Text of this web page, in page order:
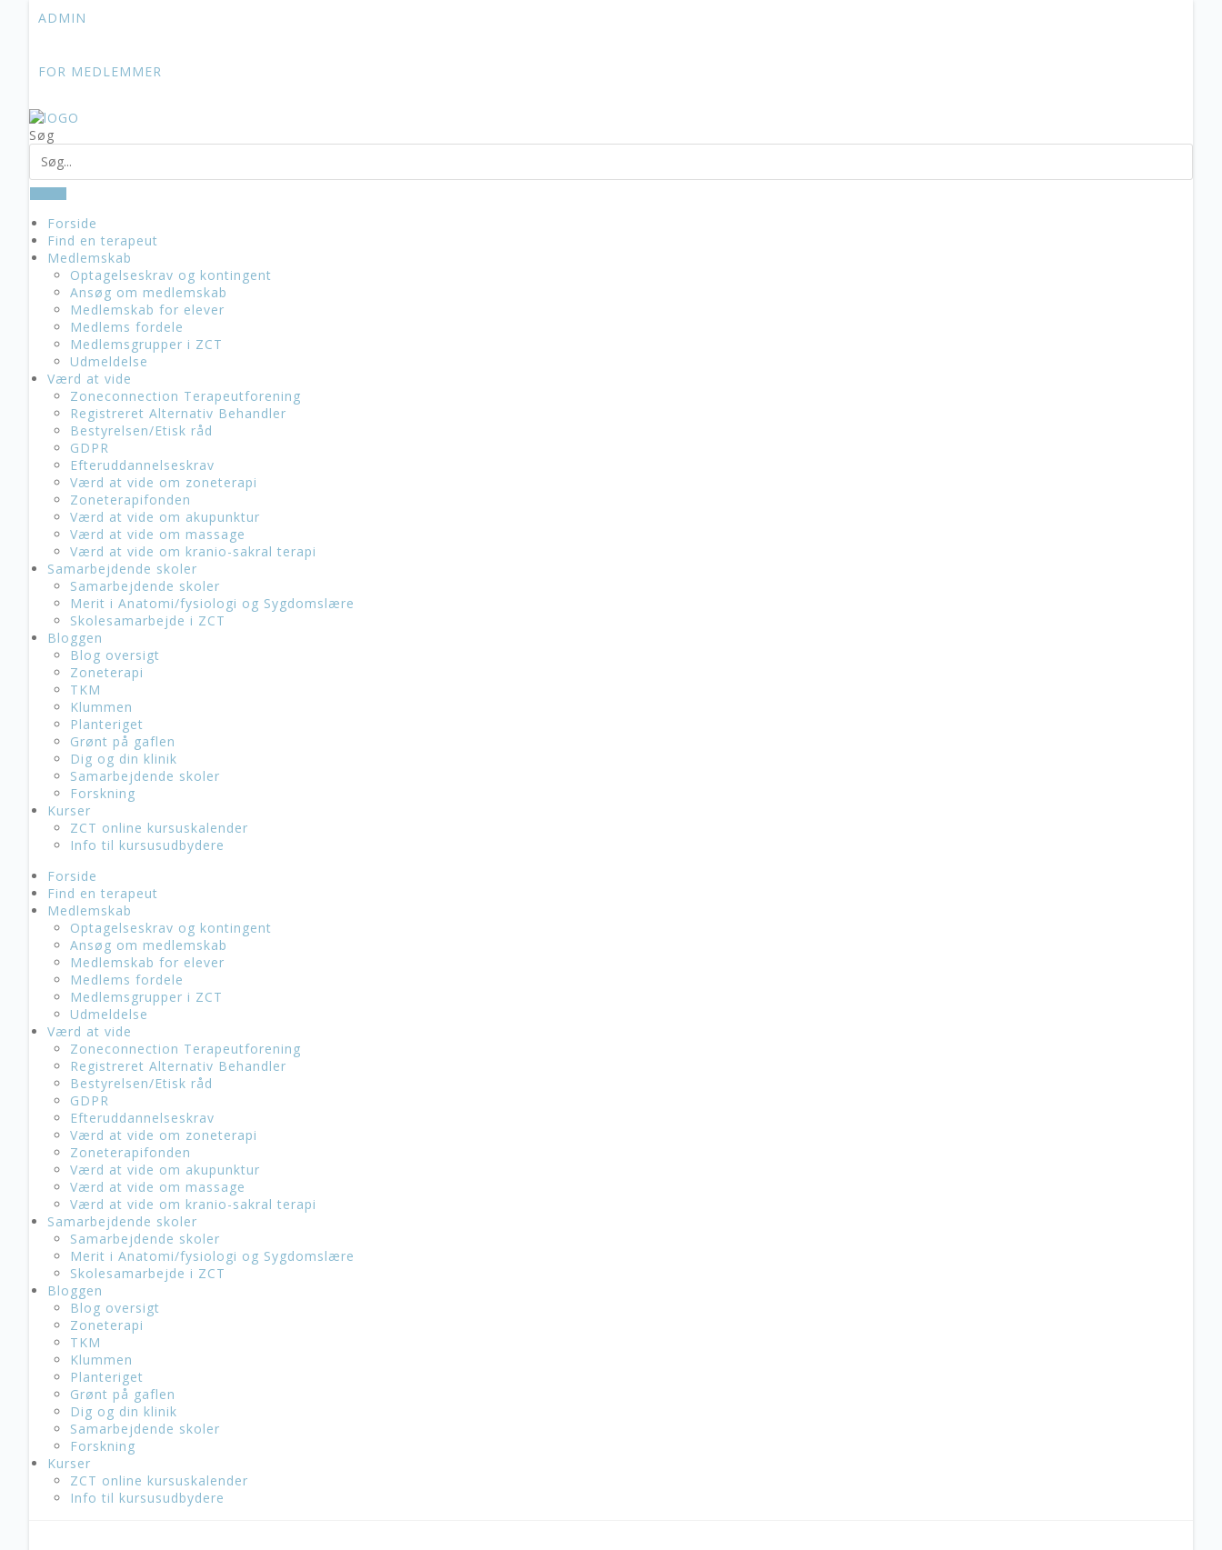
ADMIN
FOR MEDLEMMER
Søg
Forside
Find en terapeut
Medlemskab
Optagelseskrav og kontingent
Ansøg om medlemskab
Medlemskab for elever
Medlems fordele
Medlemsgrupper i ZCT
Udmeldelse
Værd at vide
Zoneconnection Terapeutforening
Registreret Alternativ Behandler
Bestyrelsen/Etisk råd
GDPR
Efteruddannelseskrav
Værd at vide om zoneterapi
Zoneterapifonden
Værd at vide om akupunktur
Værd at vide om massage
Værd at vide om kranio-sakral terapi
Samarbejdende skoler
Samarbejdende skoler
Merit i Anatomi/fysiologi og Sygdomslære
Skolesamarbejde i ZCT
Bloggen
Blog oversigt
Zoneterapi
TKM
Klummen
Planteriget
Grønt på gaflen
Dig og din klinik
Samarbejdende skoler
Forskning
Kurser
ZCT online kursuskalender
Info til kursusudbydere
Forside
Find en terapeut
Medlemskab
Optagelseskrav og kontingent
Ansøg om medlemskab
Medlemskab for elever
Medlems fordele
Medlemsgrupper i ZCT
Udmeldelse
Værd at vide
Zoneconnection Terapeutforening
Registreret Alternativ Behandler
Bestyrelsen/Etisk råd
GDPR
Efteruddannelseskrav
Værd at vide om zoneterapi
Zoneterapifonden
Værd at vide om akupunktur
Værd at vide om massage
Værd at vide om kranio-sakral terapi
Samarbejdende skoler
Samarbejdende skoler
Merit i Anatomi/fysiologi og Sygdomslære
Skolesamarbejde i ZCT
Bloggen
Blog oversigt
Zoneterapi
TKM
Klummen
Planteriget
Grønt på gaflen
Dig og din klinik
Samarbejdende skoler
Forskning
Kurser
ZCT online kursuskalender
Info til kursusudbydere